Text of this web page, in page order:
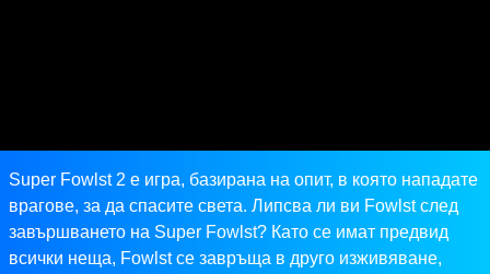
Super Fowlst 2 е игра, базирана на опит, в която нападате
врагове, за да спасите света. Липсва ли ви Fowlst след
завършването на Super Fowlst? Като се имат предвид
всички неща, Fowlst се завръща в друго изживяване,